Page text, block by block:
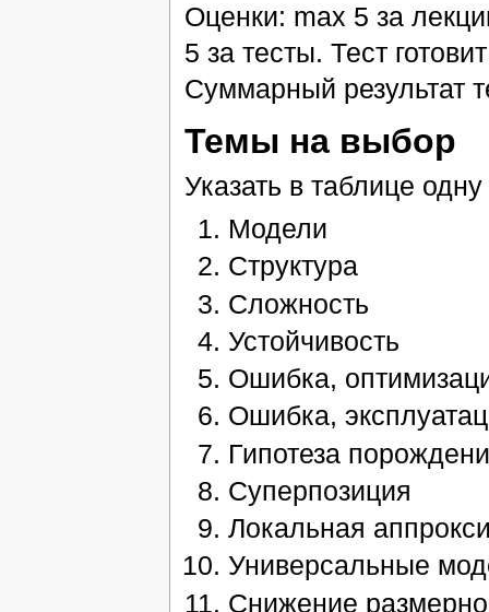
Оценки: max 5 за
5 за тесты. Тест
Суммарный результат
Темы на выбор
Указать в таблице
Модели
Структура
Сложность
Устойчивость
Ошибка,
Ошибка,
Гипотеза
Суперпозиция
Локальная
Универсальные
Снижение